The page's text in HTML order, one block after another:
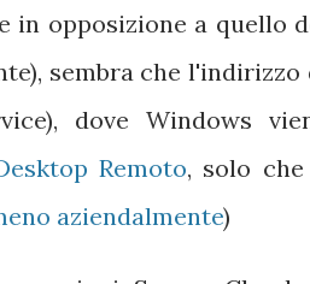
in opposizione a quello
sembra che l'indirizzo
dove Windows
Remoto, solo che
aziendalmente)